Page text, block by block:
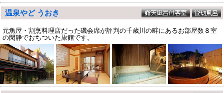
温泉やど うおき
元魚屋・割烹料理店だった磯会席が評判の千歳川の畔にあるお部屋数８室
の閑静でおちついた旅館です。